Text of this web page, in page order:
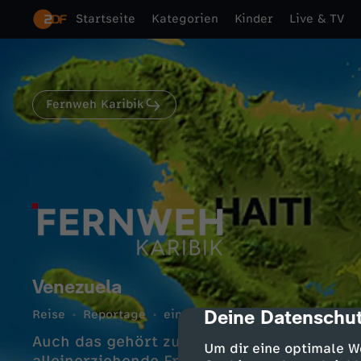
cmp-dialog-
Deine
Um dir eine optimale
Startseite Kategorien Kinder Live & TV
Fernweh Karibik
Venezuela
Reise Reportage einzigartig 45 Min. 2022
Auch das gehört zur Karibik – nirgendwo